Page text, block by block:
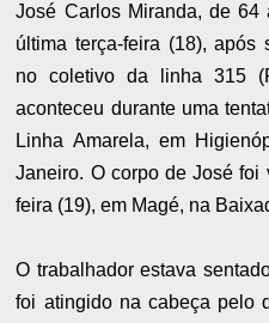
José Carlos Miranda, de 64
última terça-feira (18), após
no coletivo da linha 315
aconteceu durante uma
Linha Amarela, em
Janeiro. O corpo de José foi
feira (19), em Magé, na
O trabalhador estava
foi atingido na cabeça pelo